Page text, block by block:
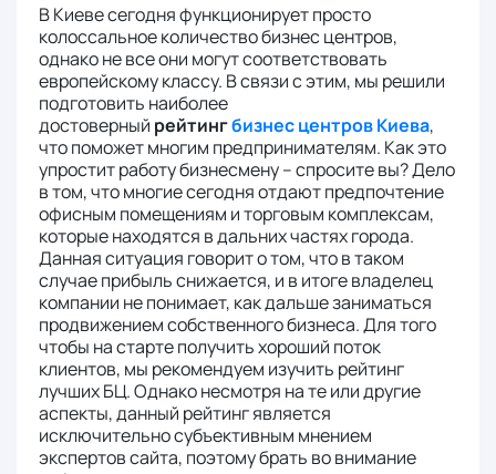
В Киеве сегодня функционирует просто
колоссальное количество бизнес центров,
однако не все они могут соответствовать
европейскому классу. В связи с этим, мы решили
подготовить наиболее
достоверный рейтингбизнес центров Киева,
что поможет многим предпринимателям. Как это
упростит работу бизнесмену – спросите вы? Дело
в том, что многие сегодня отдают предпочтение
офисным помещениям и торговым комплексам,
которые находятся в дальних частях города.
Данная ситуация говорит о том, что в таком
случае прибыль снижается, и в итоге владелец
компании не понимает, как дальше заниматься
продвижением собственного бизнеса. Для того
чтобы на старте получить хороший поток
клиентов, мы рекомендуем изучить рейтинг
лучших БЦ. Однако несмотря на те или другие
аспекты, данный рейтинг является
исключительно субъективным мнением
экспертов сайта, поэтому брать во внимание